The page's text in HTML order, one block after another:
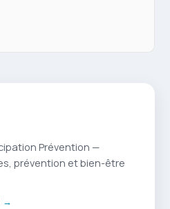
Prévention —
prévention et bien-être
→